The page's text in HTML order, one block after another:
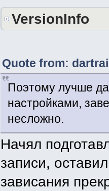
VersionInfo
Quote from:
Поэтому лучше
настройками,
несложно.
Начял
записи,
зависания